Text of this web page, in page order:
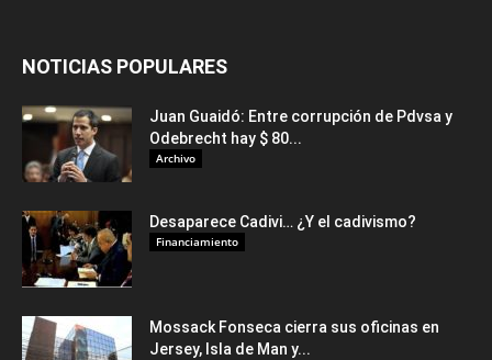
NOTICIAS POPULARES
Juan Guaidó: Entre corrupción de Pdvsa y
Odebrecht hay $ 80...
Archivo
Desaparece Cadivi… ¿Y el cadivismo?
Financiamiento
Mossack Fonseca cierra sus oficinas en
Jersey, Isla de Man y...